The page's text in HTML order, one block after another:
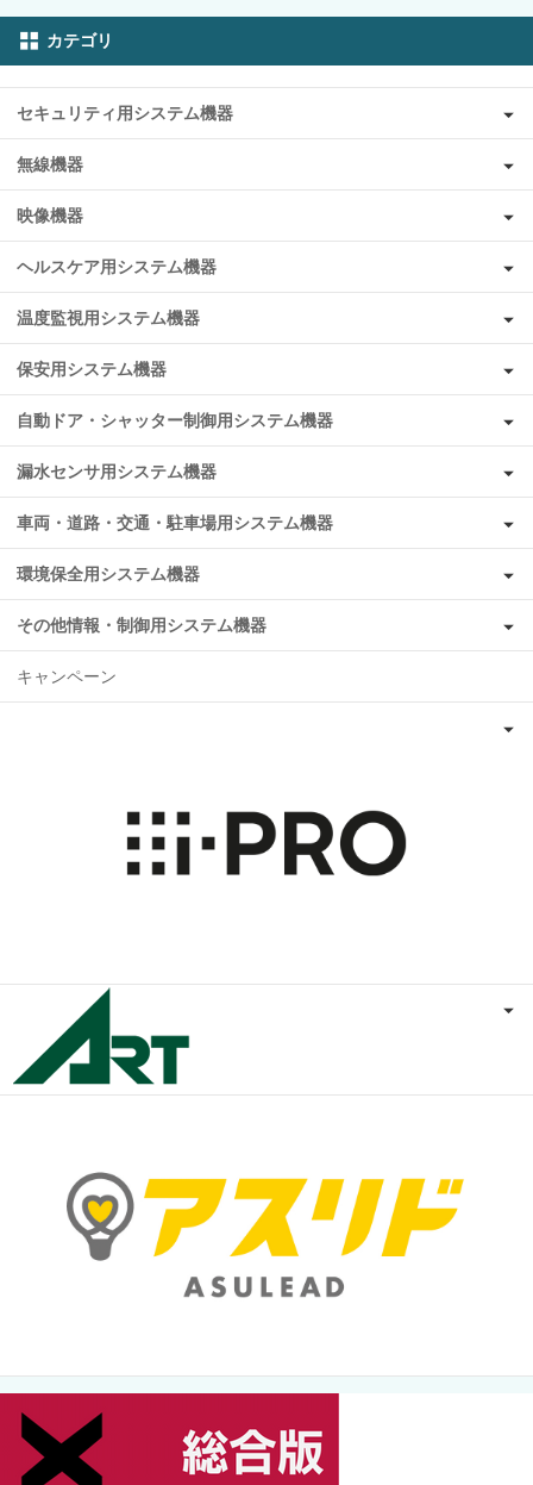
カテゴリ
セキュリティ用システム機器
無線機器
映像機器
ヘルスケア用システム機器
温度監視用システム機器
保安用システム機器
自動ドア・シャッター制御用システム機器
漏水センサ用システム機器
車両・道路・交通・駐車場用システム機器
環境保全用システム機器
その他情報・制御用システム機器
キャンペーン